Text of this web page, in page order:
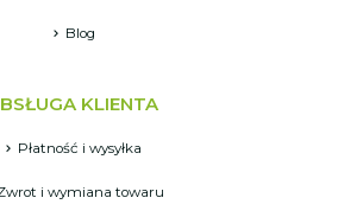
Blog
KLIENTA
Płatność i wysyłka
i wymiana towaru